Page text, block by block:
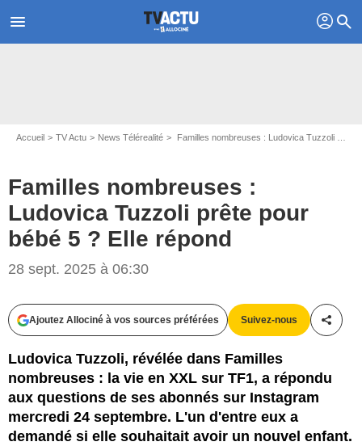
menu profil search
Accueil TV Actu News Télérealité Familles nombreuses : Ludovica Tuzzoli prête pour bébé 5 ? Elle répond
Familles nombreuses :
Ludovica Tuzzoli prête pour
bébé 5 ? Elle répond
28 sept. 2025 à 06:30
Ajoutez Allociné à vos sources préférées Suivez-nous
Ludovica Tuzzoli, révélée dans Familles
nombreuses : la vie en XXL sur TF1, a répondu
aux questions de ses abonnés sur Instagram
mercredi 24 septembre. L'un d'entre eux a
demandé si elle souhaitait avoir un nouvel enfant.